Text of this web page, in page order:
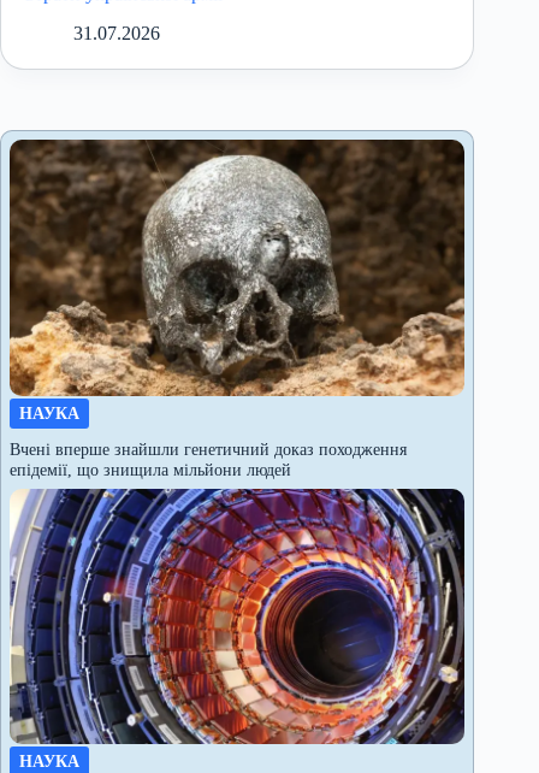
31.07.2026
НАУКА
Вчені вперше знайшли генетичний доказ походження
епідемії, що знищила мільйони людей
НАУКА